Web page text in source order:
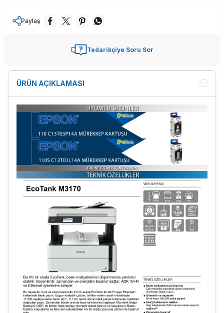
Paylaş
Tedarikçiye Soru Sor
ÜRÜN AÇIKLAMASI